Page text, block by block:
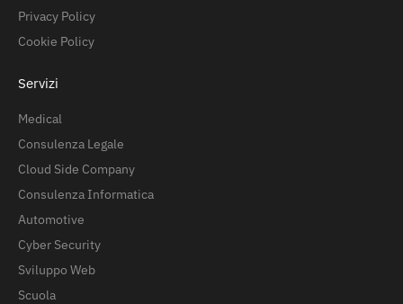
Privacy Policy
Cookie Policy
Servizi
Medical
Consulenza Legale
Cloud Side Company
Consulenza Informatica
Automotive
Cyber Security
Sviluppo Web
Scuola